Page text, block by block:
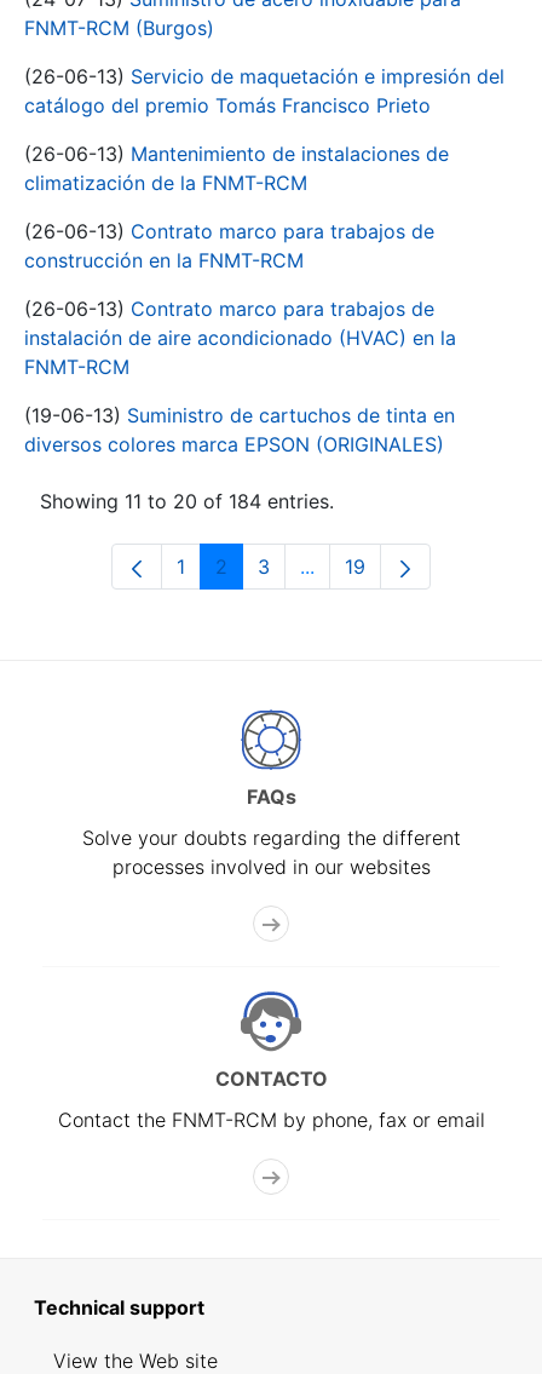
FNMT-RCM (Burgos)
(26-06-13) Servicio de maquetación e impresión del
catálogo del premio Tomás Francisco Prieto
(26-06-13) Mantenimiento de instalaciones de
climatización de la FNMT-RCM
(26-06-13) Contrato marco para trabajos de
construcción en la FNMT-RCM
(26-06-13) Contrato marco para trabajos de
instalación de aire acondicionado (HVAC) en la
FNMT-RCM
(19-06-13) Suministro de cartuchos de tinta en
diversos colores marca EPSON (ORIGINALES)
Showing 11 to 20 of 184 entries.
Page
1 Page
2 Page
3 ...Intermediate Pages Use
Page
19
FAQs
Solve your doubts regarding the different
processes involved in our websites
CONTACTO
Contact the FNMT-RCM by phone, fax or email
Technical support
View the Web site